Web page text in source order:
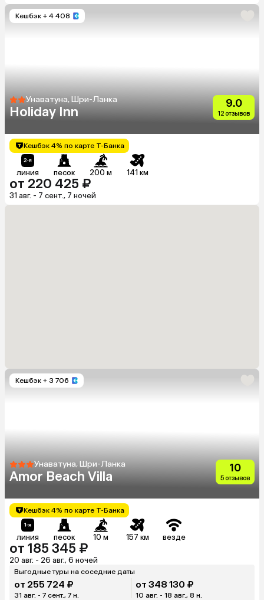
Кешбэк + 4 408
Унаватуна, Шри-Ланка
Holiday Inn
9.0
12 отзывов
Кешбэк 4% по карте Т-Банка
линия песок 200 м 141 км
от 220 425 ₽
31 авг. - 7 сент., 7 ночей
Кешбэк + 3 706
Унаватуна, Шри-Ланка
Amor Beach Villa
10
5 отзывов
Кешбэк 4% по карте Т-Банка
линия песок 10 м 157 км везде
от 185 345 ₽
20 авг. - 26 авг., 6 ночей
Выгодные туры на соседние даты
от 255 724 ₽
31 авг. - 7 сент., 7 н.
от 348 130 ₽
10 авг. - 18 авг., 8 н.